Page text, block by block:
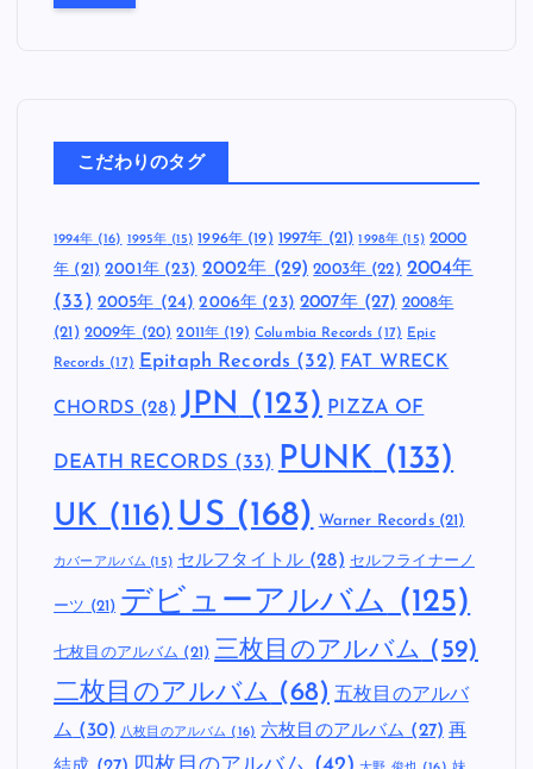
こだわりのタグ
1994年(16) 1995年 (15) 1996年(19) 1997年 (21) 1998年 (15) 2000
年 (21) 2001年(23) 2002年 (29) 2003年 (22) 2004年
(33) 2005年 (24) 2006年 (23) 2007年(27) 2008年
(21) 2009年 (20) 2011年 (19) Columbia Records (17) Epic
Records (17) Epitaph Records (32) FAT WRECK
CHORDS (28) JPN (123) PIZZA OF
DEATH RECORDS (33) PUNK (133)
UK (116) US (168) Warner Records(21)
カバーアルバム (15) セルフタイトル(28) セルフライナーノ
ーツ (21) デビューアルバム (125)
七枚目のアルバム (21) 三枚目のアルバム (59)
二枚目のアルバム (68) 五枚目のアルバ
ム (30) 八枚目のアルバム (16) 六枚目のアルバム (27) 再